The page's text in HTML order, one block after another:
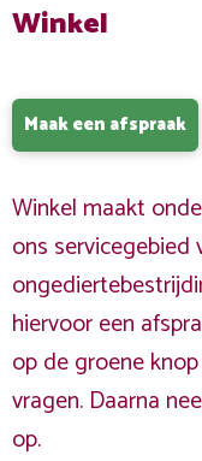
Winkel
Maak een afspraak
Winkel maakt
ons servicegebied
hiervoor een
op de groene
vragen. Daarna
op.